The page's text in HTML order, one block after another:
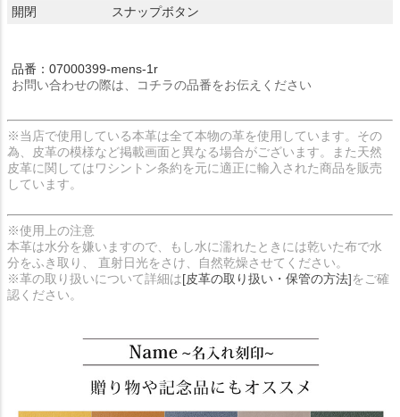
開閉
スナップボタン
品番：07000399-mens-1r
お問い合わせの際は、コチラの品番をお伝えください
※当店で使用している本革は全て本物の革を使用しています。その
為、皮革の模様など掲載画面と異なる場合がございます。また天然
皮革に関してはワシントン条約を元に適正に輸入された商品を販売
しています。
※使用上の注意
本革は水分を嫌いますので、もし水に濡れたときには乾いた布で水
分をふき取り、 直射日光をさけ、自然乾燥させてください。
※革の取り扱いについて詳細は[皮革の取り扱い・保管の方法]をご確
認ください。